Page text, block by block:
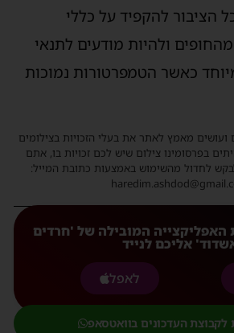
להקפיד על כללי
ולהיות מודעים לתנאי
כאשר הטמפרטורות נמוכות
מאמץ לאתר את בעלי הזכויות בצילומים
בפרסומינו צילום שיש לכם זכויות בו, אתם
לחדול מהשימוש באמצעות כתובת המייל:
המובילה של 'חרדים
אליכם לנייד
לאפל
העדכונים בוואטסאפ